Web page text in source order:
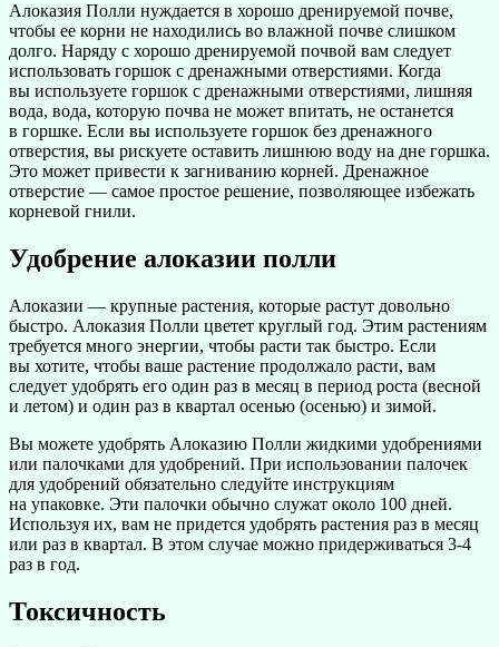
Алоказия Полли нуждается в хорошо дренируемой почве,
чтобы ее корни не находились во влажной почве слишком
долго. Наряду с хорошо дренируемой почвой вам следует
использовать горшок с дренажными отверстиями. Когда
вы используете горшок с дренажными отверстиями, лишняя
вода, вода, которую почва не может впитать, не останется
в горшке. Если вы используете горшок без дренажного
отверстия, вы рискуете оставить лишнюю воду на дне горшка.
Это может привести к загниванию корней. Дренажное
отверстие — самое простое решение, позволяющее избежать
корневой гнили.
Удобрение алоказии полли
Алоказии — крупные растения, которые растут довольно
быстро. Алоказия Полли цветет круглый год. Этим растениям
требуется много энергии, чтобы расти так быстро. Если
вы хотите, чтобы ваше растение продолжало расти, вам
следует удобрять его один раз в месяц в период роста (весной
и летом) и один раз в квартал осенью (осенью) и зимой.
Вы можете удобрять Алоказию Полли жидкими удобрениями
или палочками для удобрений. При использовании палочек
для удобрений обязательно следуйте инструкциям
на упаковке. Эти палочки обычно служат около 100 дней.
Используя их, вам не придется удобрять растения раз в месяц
или раз в квартал. В этом случае можно придерживаться 3-4
раз в год.
Токсичность